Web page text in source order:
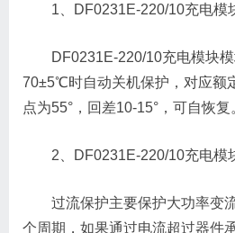
1、DF0231E-220/10充电模
DF0231E-220/10充电模块
70±5℃时自动关机保护，对应额
点为55°，回差10-15°，可自恢复
2、DF0231E-220/10充电模
过流保护主要保护大功率变
个周期，如果通过电流超过器件